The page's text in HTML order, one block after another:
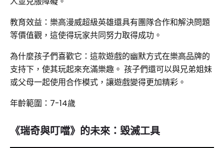
教育效益：樂高漫威超級英雄還具有團隊合作和解決問題
等價值觀，這使得玩家共同努力取得成功。
為什麼孩子們喜歡它：這款遊戲的幽默方式在樂高品牌的
支持下，使其玩起來充滿樂趣。 孩子們還可以與兄弟姐妹
或父母一起使用合作模式，讓遊戲變得更加精彩。
年齡範圍：7-14歲
《瑞奇與叮噹》的未來：毀滅工具